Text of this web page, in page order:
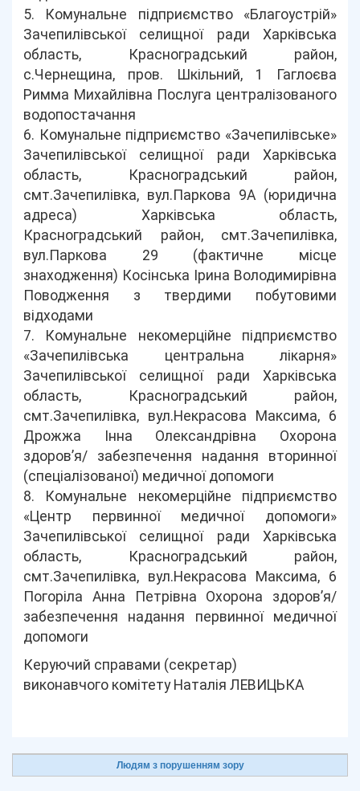
5. Комунальне підприємство «Благоустрій»
Зачепилівської селищної ради Харківська
область, Красноградський район,
с.Чернещина, пров. Шкільний, 1 Гаглоєва
Римма Михайлівна Послуга централізованого
водопостачання
6. Комунальне підприємство «Зачепилівське»
Зачепилівської селищної ради Харківська
область, Красноградський район,
смт.Зачепилівка, вул.Паркова 9А (юридична
адреса) Харківська область,
Красноградський район, смт.Зачепилівка,
вул.Паркова 29 (фактичне місце
знаходження) Косінська Ірина Володимирівна
Поводження з твердими побутовими
відходами
7. Комунальне некомерційне підприємство
«Зачепилівська центральна лікарня»
Зачепилівської селищної ради Харківська
область, Красноградський район,
смт.Зачепилівка, вул.Некрасова Максима, 6
Дрожжа Інна Олександрівна Охорона
здоров’я/ забезпечення надання вторинної
(спеціалізованої) медичної допомоги
8. Комунальне некомерційне підприємство
«Центр первинної медичної допомоги»
Зачепилівської селищної ради Харківська
область, Красноградський район,
смт.Зачепилівка, вул.Некрасова Максима, 6
Погоріла Анна Петрівна Охорона здоров’я/
забезпечення надання первинної медичної
допомоги
Керуючий справами (секретар)
виконавчого комітету Наталія ЛЕВИЦЬКА
Людям з порушенням зору